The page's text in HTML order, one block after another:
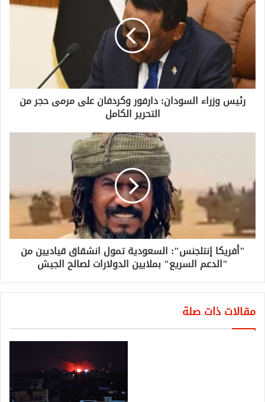
رئيس وزراء السودان: دارفور وكردفان على مرمى حجر من
التحرير الكامل
"أفريكا إنتلجنس": السعودية تمول انشقاق قياديين من
"الدعم السريع" بملايين الدولارات لصالح الجيش
مقالات ذات صلة